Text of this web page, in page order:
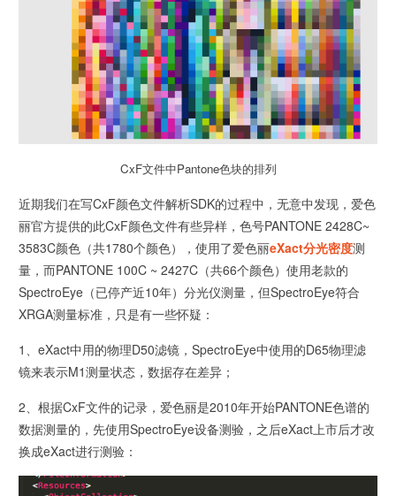
CxF文件中Pantone色块的排列
近期我们在写CxF颜色文件解析SDK的过程中，无意中发现，爱色
丽官方提供的此CxF颜色文件有些异样，色号PANTONE 2428C~
3583C颜色（共1780个颜色），使用了爱色丽eXact分光密度测
量，而PANTONE 100C ~ 2427C（共66个颜色）使用老款的
SpectroEye（已停产近10年）分光仪测量，但SpectroEye符合
XRGA测量标准，只是有一些怀疑：
1、eXact中用的物理D50滤镜，SpectroEye中使用的D65物理滤
镜来表示M1测量状态，数据存在差异；
2、根据CxF文件的记录，爱色丽是2010年开始PANTONE色谱的
数据测量的，先使用SpectroEye设备测验，之后eXact上市后才改
换成eXact进行测验：